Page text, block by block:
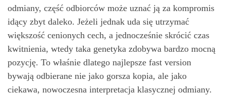
odmiany, część odbiorców może uznać ją za kompromis
idący zbyt daleko. Jeżeli jednak uda się utrzymać
większość cenionych cech, a jednocześnie skrócić czas
kwitnienia, wtedy taka genetyka zdobywa bardzo mocną
pozycję. To właśnie dlatego najlepsze fast version
bywają odbierane nie jako gorsza kopia, ale jako
ciekawa, nowoczesna interpretacja klasycznej odmiany.